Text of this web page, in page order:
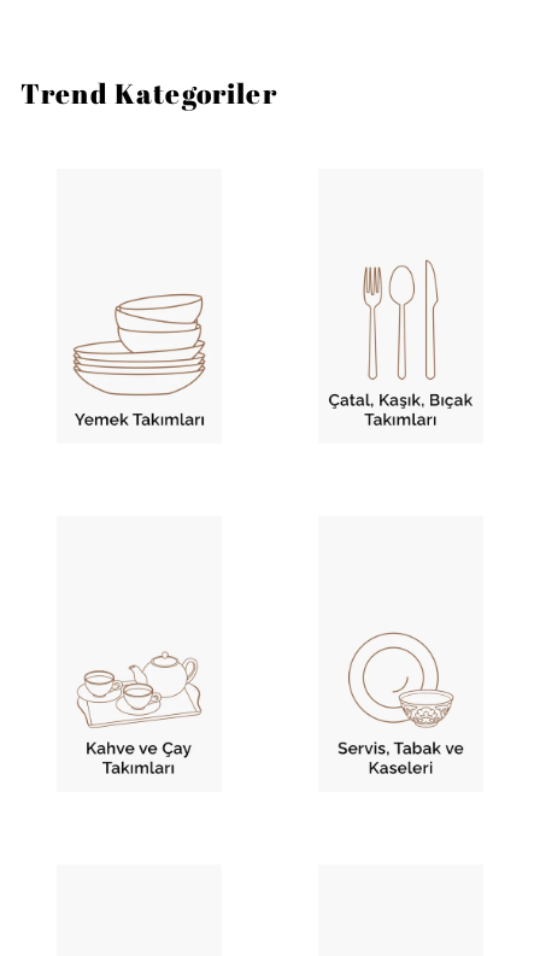
Trend Kategoriler